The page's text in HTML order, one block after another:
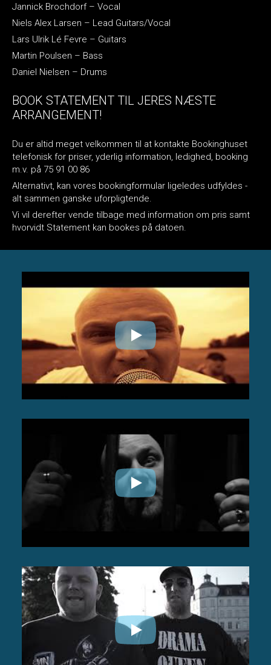
Jannick Brochdorf – Vocal
Niels Alex Larsen – Lead Guitars/Vocal
Lars Ulrik Lé Fevre – Guitars
Martin Poulsen – Bass
Daniel Nielsen – Drums
BOOK STATEMENT TIL JERES NÆSTE
ARRANGEMENT!
Du er altid meget velkommen til at kontakte Bookinghuset
telefonisk for priser, yderlig information, ledighed, booking
m.v. på 75 91 00 86
Alternativt, kan vores bookingformular ligeledes udfyldes -
alt sammen ganske uforpligtende.
Vi vil derefter vende tilbage med information om pris samt
hvorvidt Statement kan bookes på datoen.